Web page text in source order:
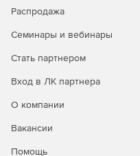
Распродажа
Семинары и вебинары
Стать партнером
Вход в ЛК партнера
О компании
Вакансии
Помощь